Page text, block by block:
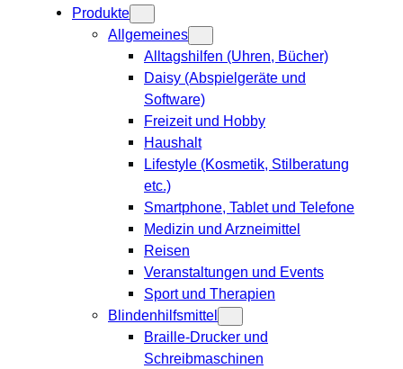
Produkte
Allgemeines
Alltagshilfen (Uhren, Bücher)
Daisy (Abspielgeräte und
Software)
Freizeit und Hobby
Haushalt
Lifestyle (Kosmetik, Stilberatung
etc.)
Smartphone, Tablet und Telefone
Medizin und Arzneimittel
Reisen
Veranstaltungen und Events
Sport und Therapien
Blindenhilfsmittel
Braille-Drucker und
Schreibmaschinen